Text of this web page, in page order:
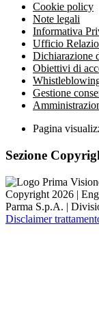
Cookie policy
Note legali
Informativa
Ufficio
Dichiarazione
Obiettivi di
Gestione
Pagina
Sezione
Copyright 2026 |
Parma S.p.A. |
Disclaimer